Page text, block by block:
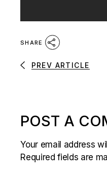
SHARE
PREV ARTICLE
POST A
Your email address
Required fields are